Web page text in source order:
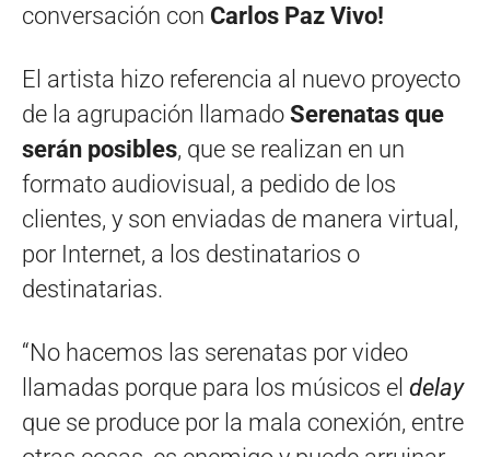
conversación con Carlos Paz Vivo!
El artista hizo referencia al nuevo proyecto
de la agrupación llamado Serenatas que
serán posibles, que se realizan en un
formato audiovisual, a pedido de los
clientes, y son enviadas de manera virtual,
por Internet, a los destinatarios o
destinatarias.
“No hacemos las serenatas por video
llamadas porque para los músicos el delay
que se produce por la mala conexión, entre